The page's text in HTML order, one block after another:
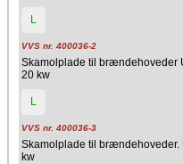
L
VVS nr. 400036-2
Skamolplade til brændehoveder
20 kw
L
VVS nr. 400036-3
Skamolplade til brændehoveder.
kw